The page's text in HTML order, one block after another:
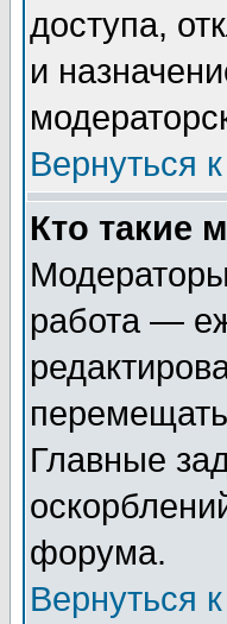
доступа,
и
Вернуться
Кто такие
работа —
Главные
форума.
Вернуться